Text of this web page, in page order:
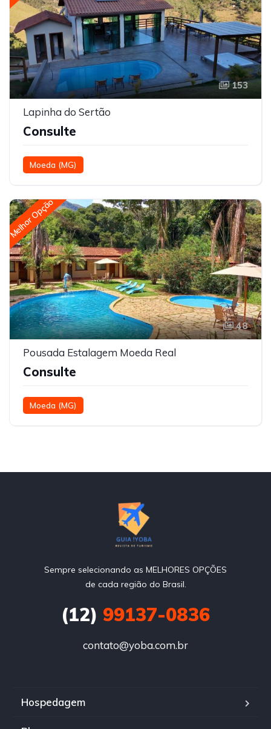
153
Lapinha do Sertão
Consulte
Moeda (MG)
Melhor Opção
48
Pousada Estalagem Moeda Real
Consulte
Moeda (MG)
Sempre selecionando as MELHORES OPÇÕES
de cada região do Brasil.
(12) 99137-0836
contato@yoba.com.br
Hospedagem